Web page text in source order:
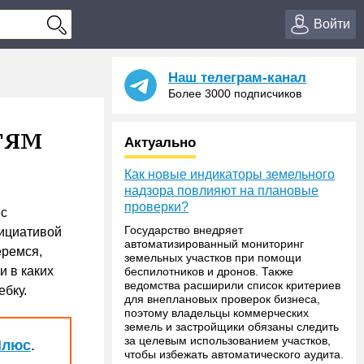
Войти
в каких
.
Наш телеграм-канал
Более 3000 подписчиков
Актуально
Как новые индикаторы земельного
надзора повлияют на плановые
проверки?
Государство внедряет
автоматизированный мониторинг
земельных участков при помощи
беспилотников и дронов. Также
ведомства расширили список критериев
для внеплановых проверок бизнеса,
поэтому владельцы коммерческих
земель и застройщики обязаны следить
за целевым использованием участков,
чтобы избежать автоматического аудита.